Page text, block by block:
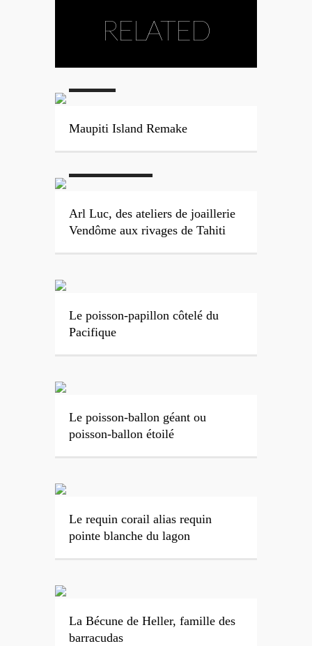
RELATED
Maupiti Island Remake
Arl Luc, des ateliers de joaillerie
Vendôme aux rivages de Tahiti
Le poisson-papillon côtelé du
Pacifique
Le poisson-ballon géant ou
poisson-ballon étoilé
Le requin corail alias requin
pointe blanche du lagon
La Bécune de Heller, famille des
barracudas